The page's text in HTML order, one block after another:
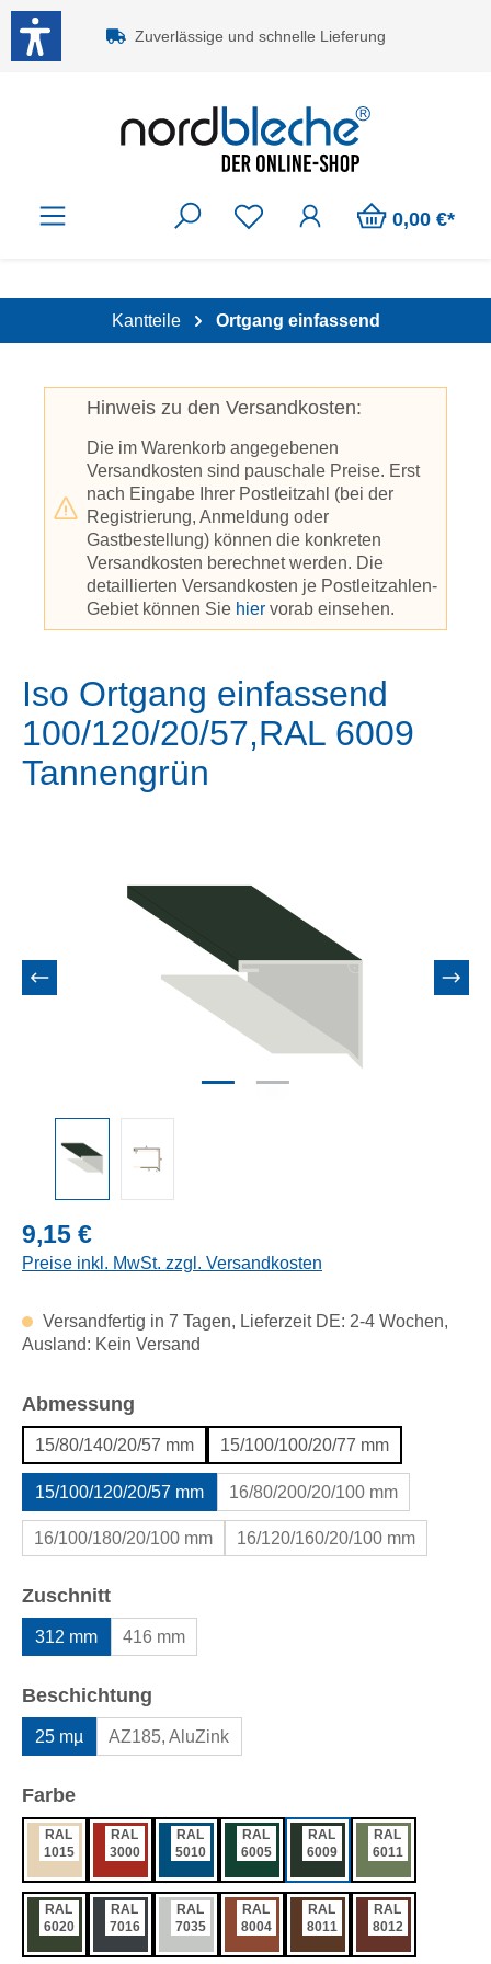
Zum Hauptinhalt springen
Zuverlässige und schnelle Lieferung
0,00 €*
Kantteile Ortgang einfassend
Hinweis zu den Versandkosten:
Die im Warenkorb angegebenen
Versandkosten sind pauschale Preise. Erst
nach Eingabe Ihrer Postleitzahl (bei der
Registrierung, Anmeldung oder
Gastbestellung) können die konkreten
Versandkosten berechnet werden. Die
detaillierten Versandkosten je Postleitzahlen-
Gebiet können Sie hier vorab einsehen.
Iso Ortgang einfassend
100/120/20/57,RAL 6009
Tannengrün
Regulärer Preis:
9,15 €
Preise inkl. MwSt. zzgl. Versandkosten
Versandfertig in 7 Tagen, Lieferzeit DE: 2-4 Wochen,
Ausland: Kein Versand
Abmessung
15/80/140/20/57 mm 15/100/100/20/77 mm
15/100/120/20/57 mm 16/80/200/20/100 mm
16/100/180/20/100 mm 16/120/160/20/100 mm
Zuschnittauswählen
312 mm 416 mm
Beschichtung
25 mµ AZ185, AluZink
Farbeauswählen
RAL
1015
RAL
3000
RAL
5010
RAL
6005
RAL
6009
RAL
6011
RAL
6020
RAL
7016
RAL
7035
RAL
8004
RAL
8011
RAL
8012